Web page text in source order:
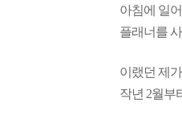
아침에 일
플래너를
이랬던 제가
작년 2월부